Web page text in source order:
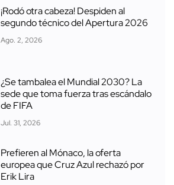
¡Rodó otra cabeza! Despiden al
segundo técnico del Apertura 2026
Ago. 2, 2026
¿Se tambalea el Mundial 2030? La
sede que toma fuerza tras escándalo
de FIFA
Jul. 31, 2026
Prefieren al Mónaco, la oferta
europea que Cruz Azul rechazó por
Erik Lira